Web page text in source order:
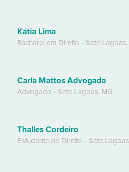
Kátia Lima
Bacharel em Direito - Sete Lagoas,
Carla Mattos Advogada
Advogado - Sete Lagoas, MG
Thalles Cordeiro
Estudante de Direito - Sete Lagoas